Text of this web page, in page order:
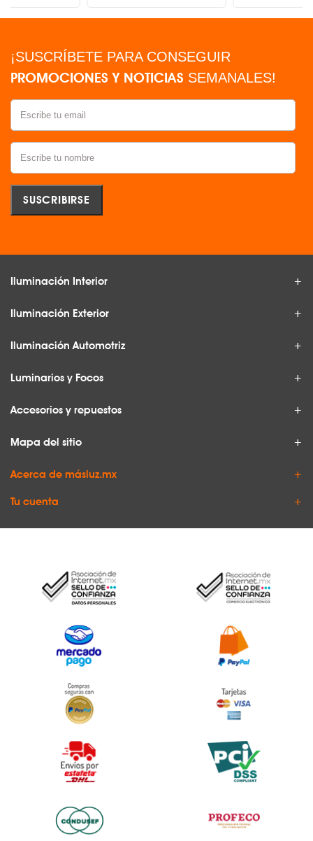
¡SUSCRÍBETE PARA CONSEGUIR
PROMOCIONES Y NOTICIAS SEMANALES!
Iluminación Interior
Iluminación Exterior
Iluminación Automotriz
Luminarios y Focos
Accesorios y repuestos
Mapa del sitio
Acerca de másluz.mx
Tu cuenta